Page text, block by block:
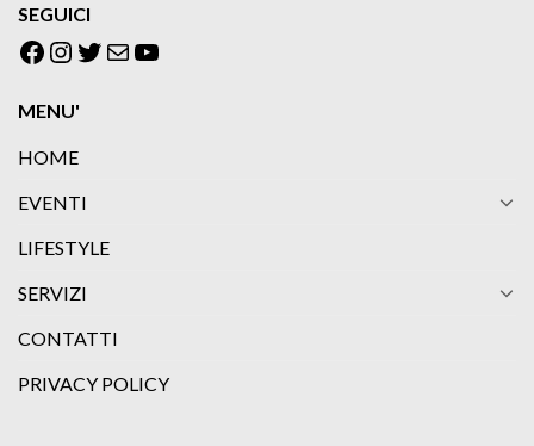
SEGUICI
Facebook
Instagram
Twitter
EmailYouTube
MENU'
HOME
EVENTI
LIFESTYLE
SERVIZI
CONTATTI
PRIVACY POLICY